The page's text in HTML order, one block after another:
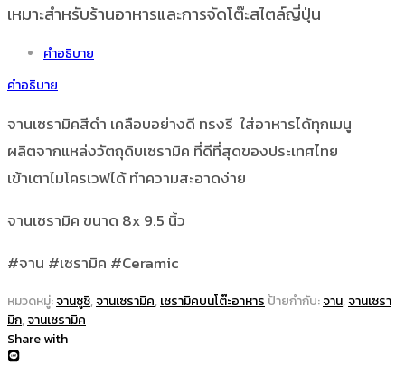
เหมาะสำหรับร้านอาหารและการจัดโต๊ะสไตล์ญี่ปุ่น
คำอธิบาย
คำอธิบาย
จานเซรามิคสีดำ เคลือบอย่างดี ทรงรี ใส่อาหารได้ทุกเมนู
ผลิตจากแหล่งวัตถุดิบเซรามิค ที่ดีที่สุดของประเทศไทย
เข้าเตาไมโครเวฟได้ ทำความสะอาดง่าย
จานเซรามิค ขนาด 8x 9.5 นิ้ว
#จาน #เซรามิค #Ceramic
หมวดหมู่:จานซูชิ,จานเซรามิค, เซรามิคบนโต๊ะอาหาร ป้ายกำกับ:จาน,จานเซรา
มิก,จานเซรามิค
Share with